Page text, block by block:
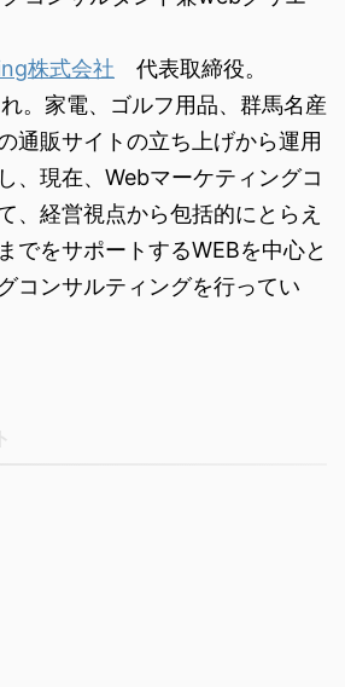
株式会社 代表取締役。
。家電、ゴルフ用品、群馬名産
通販サイトの立ち上げから運用
、現在、Webマーケティングコ
、経営視点から包括的にとらえ
でをサポートするWEBを中心と
コンサルティングを行ってい